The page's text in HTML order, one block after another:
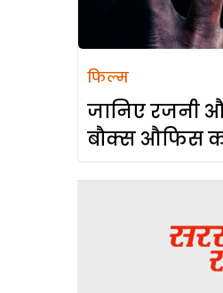
फिल्म
जानिए रजनी
बौक्स औफिस